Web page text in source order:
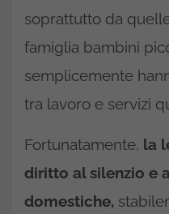
soprattutto da
famiglia bambini
semplicemente
tra lavoro e servizi
Fortunatamente, la
diritto al silenzio e
domestiche,